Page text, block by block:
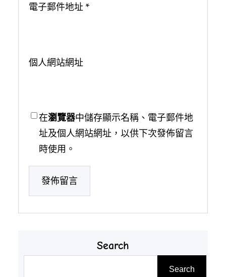
電子郵件地址 *
個人網站網址
在瀏覽器中儲存顯示名稱、電子郵件地
址及個人網站網址，以供下次發佈留言
時使用。
Search
Search